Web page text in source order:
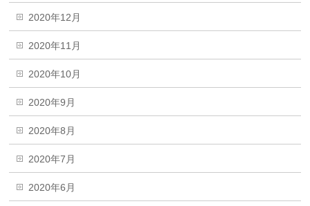
2020年12月
2020年11月
2020年10月
2020年9月
2020年8月
2020年7月
2020年6月